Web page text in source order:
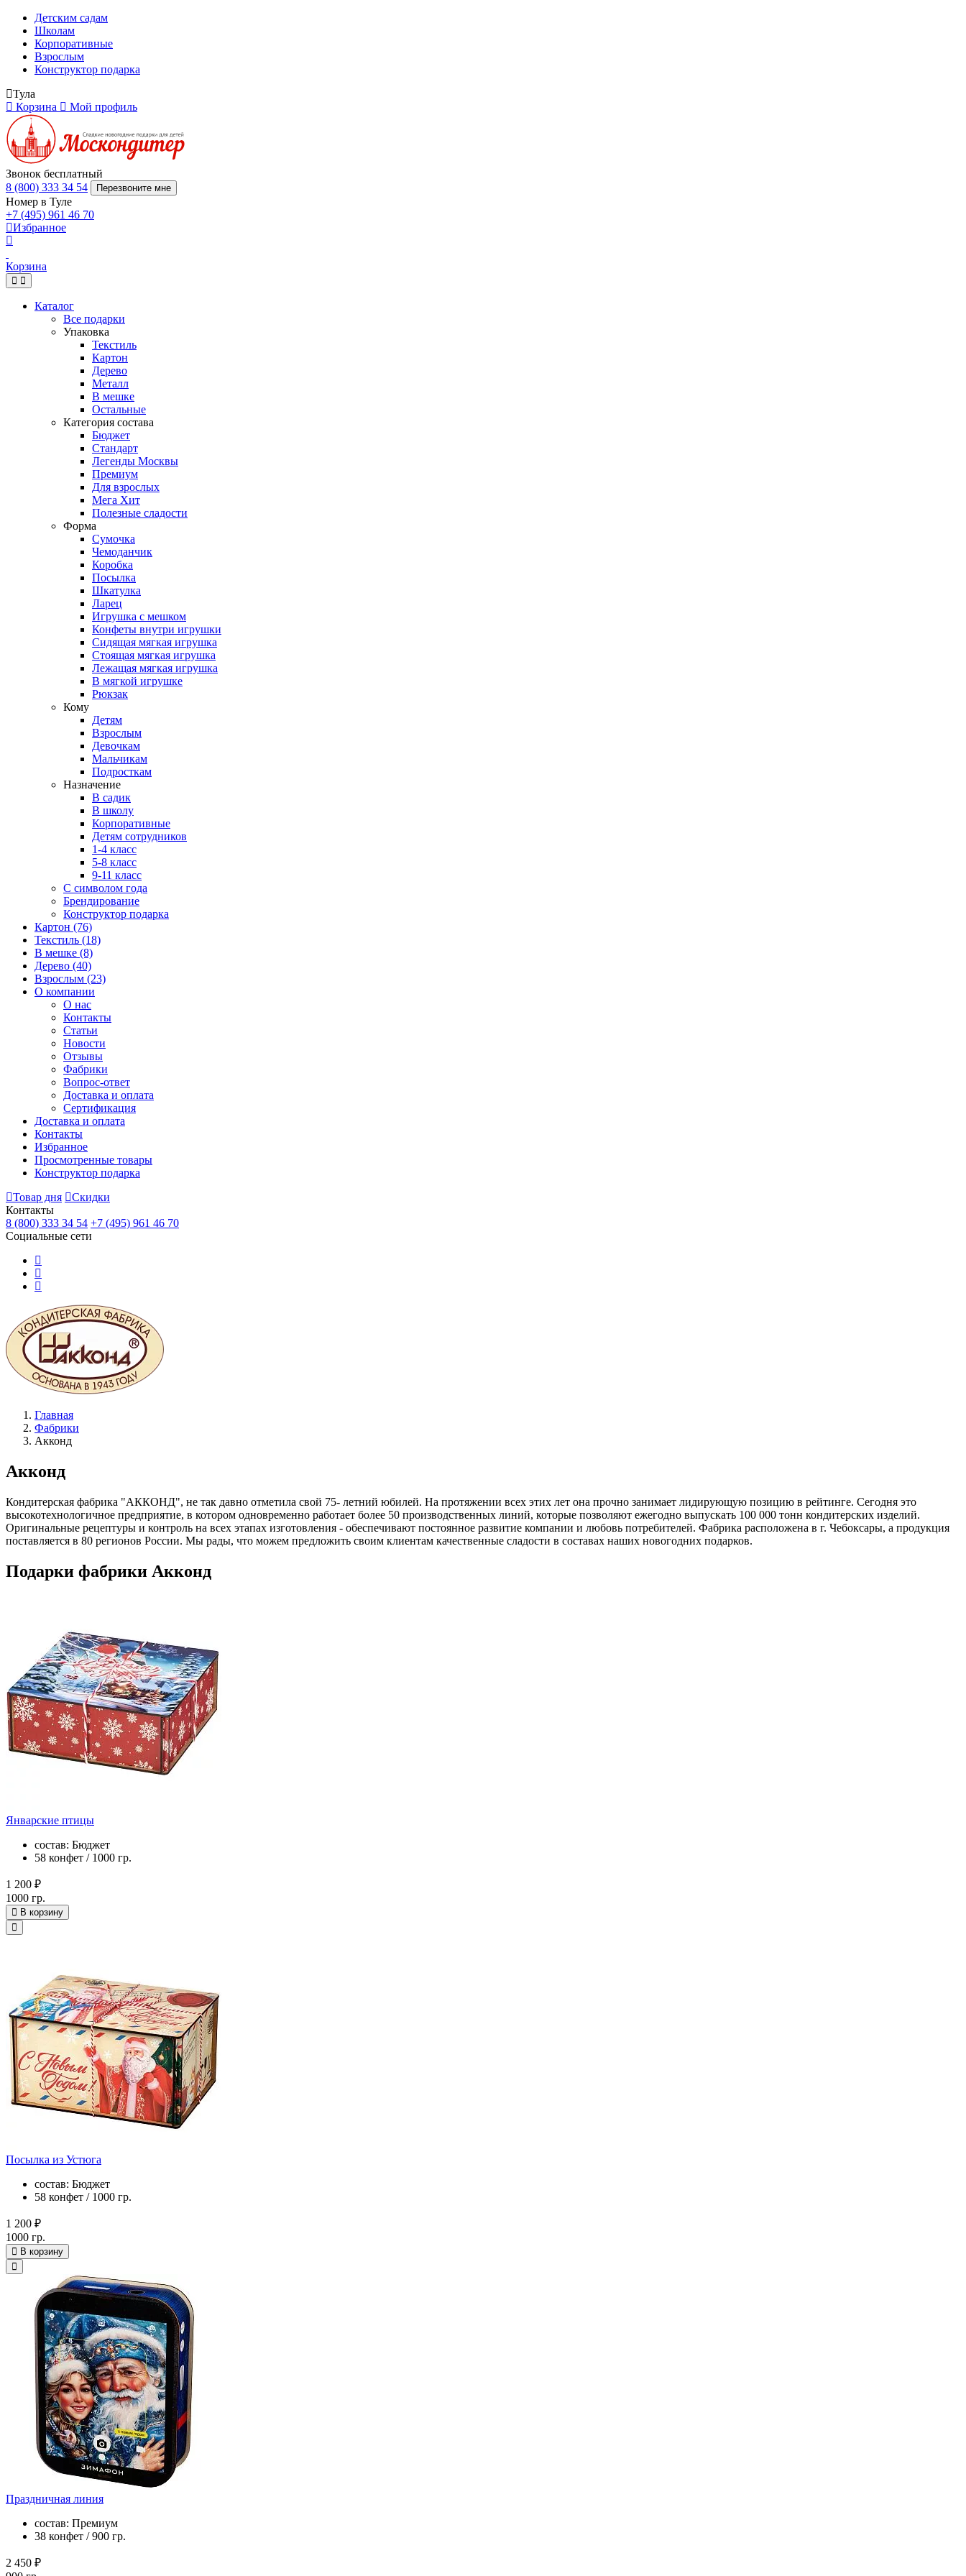
Детским садам
Школам
Корпоративные
Взрослым
Конструктор подарка
Тула
Корзина
Мой профиль
Звонок бесплатный
8 (800) 333 34 54
Перезвоните мне
Номер в Туле
+7 (495) 961 46 70
Избранное
Корзина
Каталог
Все подарки
Упаковка
Текстиль
Картон
Дерево
Металл
В мешке
Остальные
Категория состава
Бюджет
Стандарт
Легенды Москвы
Премиум
Для взрослых
Мега Хит
Полезные сладости
Форма
Сумочка
Чемоданчик
Коробка
Посылка
Шкатулка
Ларец
Игрушка с мешком
Конфеты внутри игрушки
Сидящая мягкая игрушка
Стоящая мягкая игрушка
Лежащая мягкая игрушка
В мягкой игрушке
Рюкзак
Кому
Детям
Взрослым
Девочкам
Мальчикам
Подросткам
Назначение
В садик
В школу
Корпоративные
Детям сотрудников
1-4 класс
5-8 класс
9-11 класс
С символом года
Брендирование
Конструктор подарка
Картон (76)
Текстиль (18)
В мешке (8)
Дерево (40)
Взрослым (23)
О компании
О нас
Контакты
Статьи
Новости
Отзывы
Фабрики
Вопрос-ответ
Доставка и оплата
Сертификация
Доставка и оплата
Контакты
Избранное
Просмотренные товары
Конструктор подарка
Товар дня
Скидки
Контакты
8 (800) 333 34 54 +7 (495) 961 46 70
Социальные сети
Главная
Фабрики
Акконд
Акконд
Кондитерская фабрика "АККОНД", не так давно отметила свой 75- летний юбилей. На протяжении всех этих лет она прочно занимает лидирующую позицию в рейтинге. Сегодня это
высокотехнологичное предприятие, в котором одновременно работает более 50 производственных линий, которые позволяют ежегодно выпускать 100 000 тонн кондитерских изделий.
Оригинальные рецептуры и контроль на всех этапах изготовления - обеспечивают постоянное развитие компании и любовь потребителей. Фабрика расположена в г. Чебоксары, а продукция
поставляется в 80 регионов России. Мы рады, что можем предложить своим клиентам качественные сладости в составах наших новогодних подарков.
Подарки фабрики Акконд
Январские птицы
состав: Бюджет
58 конфет / 1000 гр.
1 200 ₽
1000 гр.
В корзину
Посылка из Устюга
состав: Бюджет
58 конфет / 1000 гр.
1 200 ₽
1000 гр.
В корзину
Праздничная линия
состав: Премиум
38 конфет / 900 гр.
2 450 ₽